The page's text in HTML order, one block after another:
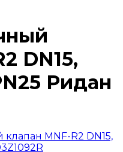
DN15,
Ридан